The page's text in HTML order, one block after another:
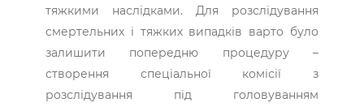
тяжкими наслідками. Для розслідування
смертельних і тяжких випадків варто було
залишити попередню процедуру –
створення спеціальної комісії з
розслідування під головуванням